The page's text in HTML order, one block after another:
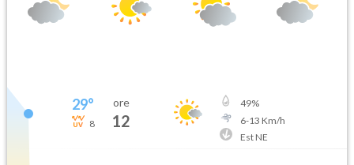
29°
8
ore
12
49%
6-13 Km/h
Est NE